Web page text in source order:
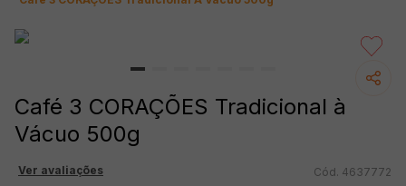
Café 3 CORAÇÕES Tradicional à
Vácuo 500g
Ver avaliações 4637772